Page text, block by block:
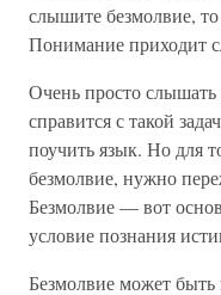
слышите безмолвие,
Понимание приходит
Очень просто
справится с такой
поучить язык. Но для
безмолвие, нужно
Безмолвие — вот
условие познания
Безмолвие может